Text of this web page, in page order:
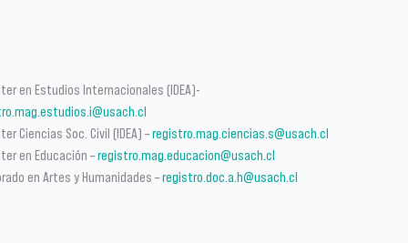
en Estudios Internacionales (IDEA)-
Ciencias Soc. Civil (IDEA) –registro.mag.ciencias.s@usach.cl
en Educación –registro.mag.educacion@usach.cl
en Artes y Humanidades –registro.doc.a.h@usach.cl